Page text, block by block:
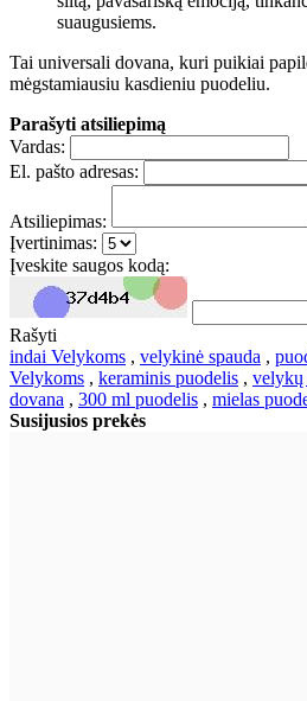
suaugusiems.
Tai universali dovana, kuri puikiai
mėgstamiausiu kasdieniu puodeliu.
Parašyti atsiliepimą
Vardas:
El. pašto adresas:
Atsiliepimas:
Įvertinimas:
Įveskite saugos kodą:
Rašyti
indai Velykoms , velykinė spauda ,
Velykoms , keraminis puodelis , velykų
dovana , 300 ml puodelis , mielas
Susijusios prekės